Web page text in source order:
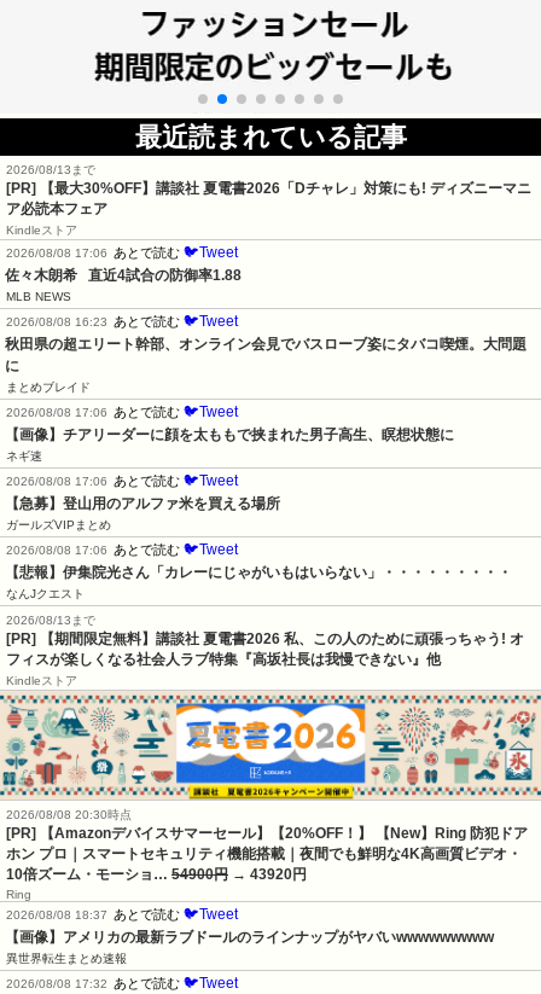
最近読まれている記事
2026/08/13まで
[PR] 【最大30%OFF】講談社 夏電書2026「Dチャレ」対策にも! ディズニーマニ
ア必読本フェア
Kindleストア
2026/08/08 17:06
あとで読む 🐦Tweet
佐々木朗希   直近4試合の防御率1.88
MLB NEWS
2026/08/08 16:23
あとで読む 🐦Tweet
秋田県の超エリート幹部、オンライン会見でバスローブ姿にタバコ喫煙。大問題
に
まとめブレイド
2026/08/08 17:06
あとで読む 🐦Tweet
【画像】チアリーダーに顔を太ももで挟まれた男子高生、瞑想状態に
ネギ速
2026/08/08 17:06
あとで読む 🐦Tweet
【急募】登山用のアルファ米を買える場所
ガールズVIPまとめ
2026/08/08 17:06
あとで読む 🐦Tweet
【悲報】伊集院光さん「カレーにじゃがいもはいらない」・・・・・・・・・
なんJクエスト
2026/08/13まで
[PR] 【期間限定無料】講談社 夏電書2026 私、この人のために頑張っちゃう! オ
フィスが楽しくなる社会人ラブ特集『高坂社長は我慢できない』他
Kindleストア
2026/08/08 20:30時点
[PR] 【Amazonデバイスサマーセール】【20%OFF！】 【New】Ring 防犯ドア
ホン プロ｜スマートセキュリティ機能搭載｜夜間でも鮮明な4K高画質ビデオ・
10倍ズーム・モーショ… 54900円 → 43920円
Ring
2026/08/08 18:37
あとで読む 🐦Tweet
【画像】アメリカの最新ラブドールのラインナップがヤバいwwwwwwwww
異世界転生まとめ速報
2026/08/08 17:32
あとで読む 🐦Tweet